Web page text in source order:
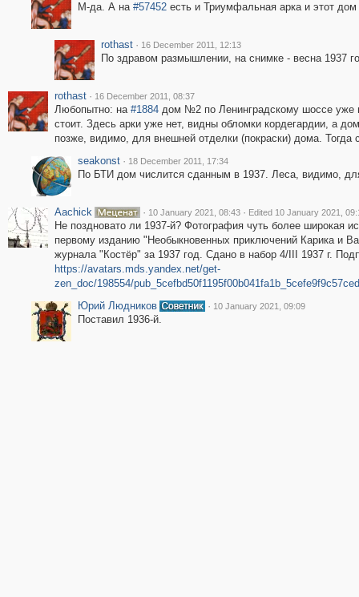
М-да. А на #57452есть и Триумфальная арка и этот дом
rothast · 16 December 2011, 12:13
По здравом размышлении, на снимке - весна 1937
rothast · 16 December 2011, 08:37
Любопытно: на #1884дом №2 по Ленинградскому шоссе уже
стоит. Здесь арки уже нет, видны обломки кордегардии, а
позже, видимо, для внешней отделки (покраски) дома. Тогда
seakonst · 18 December 2011, 17:34
По БТИ дом числится сданным в 1937. Леса, видимо,
Aachick · 10 January 2021, 08:43 · Edited 10 January 2021,
Не поздновато ли 1937-й? Фотография чуть более широкая
первому изданию "Необыкновенных приключений Карика и
журнала "Костёр" за 1937 год. Сдано в набор 4/III 1937 г.
https://avatars.mds.yandex.net/get-
zen_doc/198554/
Юрий Людников
· 10 January 2021, 09:09
Поставил 1936-й.